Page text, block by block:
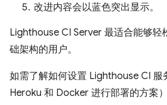
改进内容会以蓝色突出显示。
Lighthouse CI Server 最适合能够轻
础架构的用户。
如需了解如何设置 Lighthouse CI 服
Heroku 和 Docker 进行部署的方案